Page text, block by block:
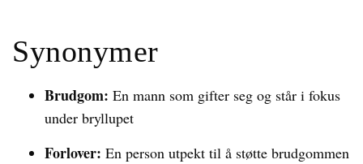
Synonymer
Brudgom: En mann som gifter seg og står i fokus
under bryllupet
Forlover: En person utpekt til å støtte brudgommen